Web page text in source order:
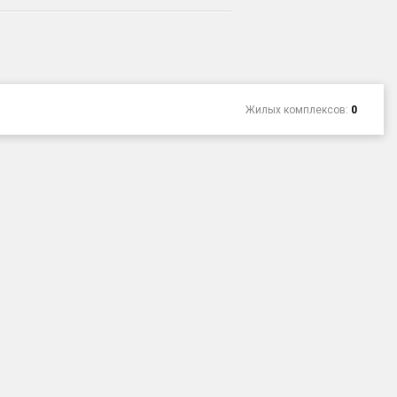
Жилых комплексов: 0